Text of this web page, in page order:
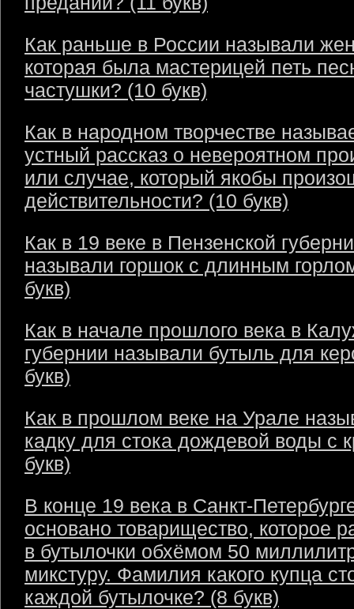
Как раньше в России называли
которая была мастерицей петь
частушки? (10 букв)
Как в народном творчестве
устный рассказ о невероятном
или случае, который якобы
действительности? (10 букв)
Как в 19 веке в Пензенской
называли горшок с длинным
букв)
Как в начале прошлого века в
губернии называли бутыль для
букв)
Как в прошлом веке на Урале
кадку для стока дождевой воды с
букв)
В конце 19 века в Санкт-
основано товарищество, которое
в бутылочки обхёмом 50
микстуру. Фамилия какого купца
каждой бутылочке? (8 букв)